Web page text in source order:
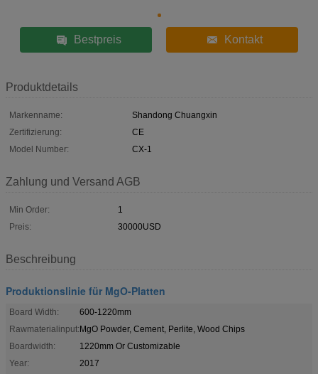
Bestpreis Kontakt
Produktdetails
Markenname:
Shandong Chuangxin
Zertifizierung:
CE
Model Number:
CX-1
Zahlung und Versand AGB
Min Order:
1
Preis:
30000USD
Beschreibung
Produktionslinie für MgO-Platten
Board Width:
600-1220mm
Rawmaterialinput:MgO Powder, Cement, Perlite, Wood Chips
Boardwidth:
1220mm Or Customizable
Year:
2017